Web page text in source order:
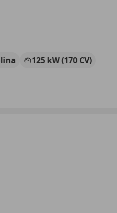
125 kW (170 CV)